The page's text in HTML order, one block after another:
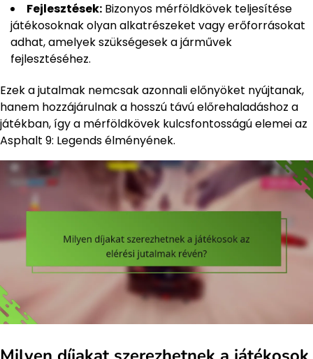
Fejlesztések: Bizonyos mérföldkövek teljesítése
játékosoknak olyan alkatrészeket vagy erőforrásokat
adhat, amelyek szükségesek a járművek
fejlesztéséhez.
Ezek a jutalmak nemcsak azonnali előnyöket nyújtanak,
hanem hozzájárulnak a hosszú távú előrehaladáshoz a
játékban, így a mérföldkövek kulcsfontosságú elemei az
Asphalt 9: Legends élményének.